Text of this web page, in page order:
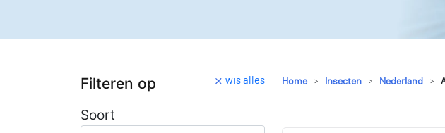
Filteren op wis alles
Soort
Home Insecten Nederland